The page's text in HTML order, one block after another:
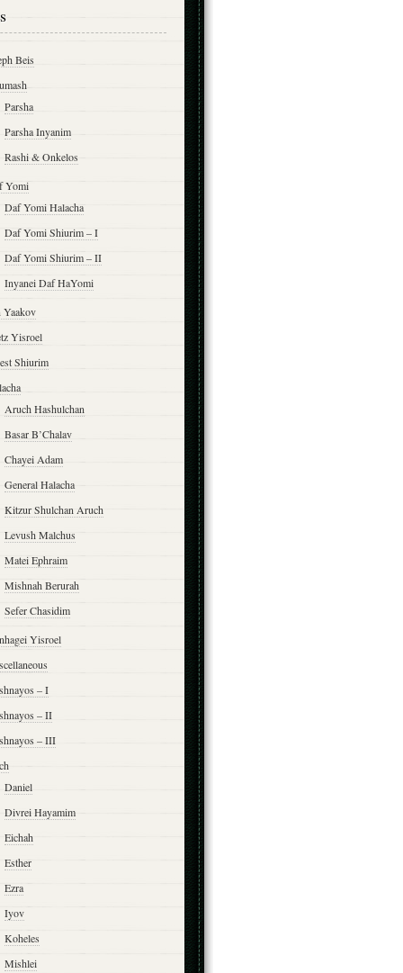
Beis
Parsha
Parsha Inyanim
Rashi & Onkelos
Yomi
Daf Yomi Halacha
Daf Yomi Shiurim – I
Daf Yomi Shiurim – II
Inyanei Daf HaYomi
Yaakov
Yisroel
Shiurim
Aruch Hashulchan
Basar B’Chalav
Chayei Adam
General Halacha
Kitzur Shulchan Aruch
Levush Malchus
Matei Ephraim
Mishnah Berurah
Sefer Chasidim
Yisroel
– I
– II
– III
Daniel
Divrei Hayamim
Eichah
Esther
Ezra
Iyov
Koheles
Mishlei